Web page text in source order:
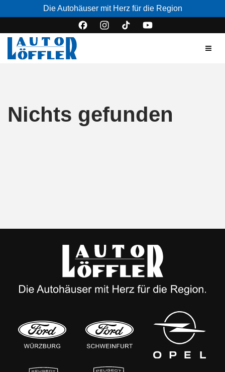
Die Autohäuser mit Herz für die Region
Nichts gefunden